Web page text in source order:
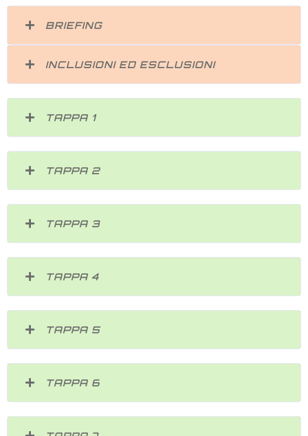
BRIEFING
INCLUSIONI ED ESCLUSIONI
TAPPA 1
TAPPA 2
TAPPA 3
TAPPA 4
TAPPA 5
TAPPA 6